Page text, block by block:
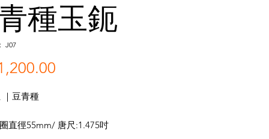
種玉鈪
J07
｜豆青種
直徑55mm/ 唐尺:1.475吋